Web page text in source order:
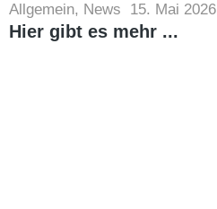
Allgemein, News 15. Mai 2026
Hier gibt es mehr ...